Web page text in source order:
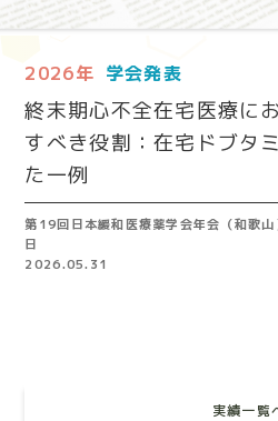
2026年 学会発表
終末期心不全在宅医療に
すべき役割：在宅ドブタ
た一例
第19回日本緩和医療薬学会年会（和歌
日
2026.05.31
実績一覧